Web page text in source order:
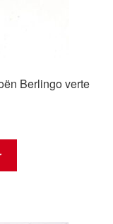
Berlingo verte